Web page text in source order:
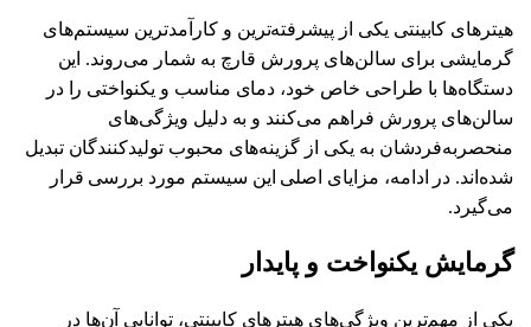
هیترهای کابینتی یکی از پیشرفته‌ترین و کارآمدترین سیستم‌های
گرمایشی برای سالن‌های پرورش قارچ به شمار می‌روند. این
دستگاه‌ها با طراحی خاص خود، دمای مناسب و یکنواختی را در
سالن‌های پرورش فراهم می‌کنند و به دلیل ویژگی‌های
منحصربه‌فردشان به یکی از گزینه‌های محبوب تولیدکنندگان تبدیل
شده‌اند. در ادامه، مزایای اصلی این سیستم مورد بررسی قرار
می‌گیرد.
گرمایش یکنواخت و پایدار
یکی از مهم‌ترین ویژگی‌های هیترهای کابینتی، توانایی آن‌ها در